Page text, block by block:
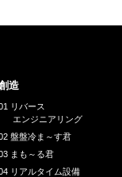
造
リバース
エンジニアリング
盤盤冷ま～す君
まも～る君
リアルタイム設備